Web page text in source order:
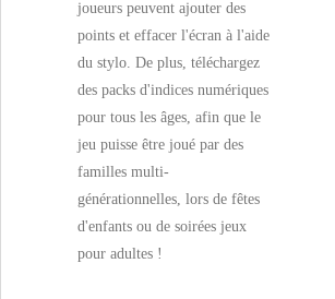
joueurs peuvent ajouter des
points et effacer l'écran à l'aide
du stylo. De plus, téléchargez
des packs d'indices numériques
pour tous les âges, afin que le
jeu puisse être joué par des
familles multi-
générationnelles, lors de fêtes
d'enfants ou de soirées jeux
pour adultes !